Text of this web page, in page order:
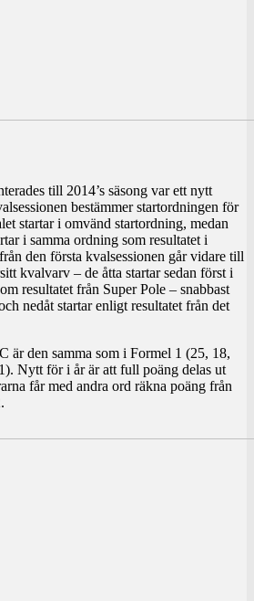
till 2014’s säsong var ett nytt
bestämmer startordningen för
startar i omvänd startordning, medan
i samma ordning som resultatet i
den första kvalsessionen går vidare till
kvalvarv – de åtta startar sedan först i
resultatet från Super Pole – snabbast
nedåt startar enligt resultatet från det
är den samma som i Formel 1 (25, 18,
Nytt för i år är att full poäng delas ut
får med andra ord räkna poäng från